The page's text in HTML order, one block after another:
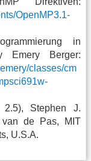
OpenMP3.1-
in
Emery Berger:
classes/cm
2.5), Stephen J.
van de Pas, MIT
U.S.A.